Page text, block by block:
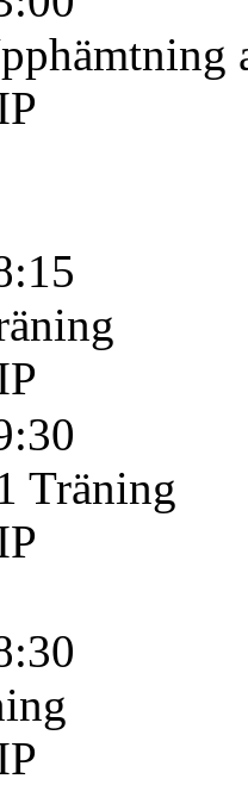
Träning